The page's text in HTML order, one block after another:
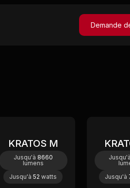
Demande
Nouveau
KRATOS M
Jusqu'à 8660
lumens
Jusqu'à52 watts
Jusqu'à
Jusqu'à